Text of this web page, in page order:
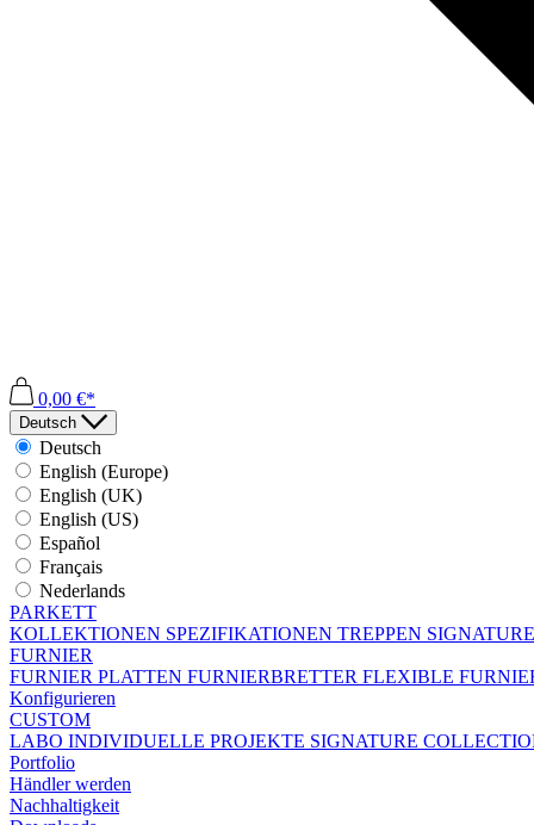
0,00 €*
Deutsch
Deutsch
English (Europe)
English (UK)
English (US)
Español
Français
Nederlands
PARKETT
KOLLEKTIONEN SPEZIFIKATIONEN TREPPEN
FURNIER
FURNIER PLATTEN FURNIERBRETTER FLEXIBLE
Konfigurieren
CUSTOM
LABO INDIVIDUELLE PROJEKTE SIGNATURE
Portfolio
Händler werden
Nachhaltigkeit